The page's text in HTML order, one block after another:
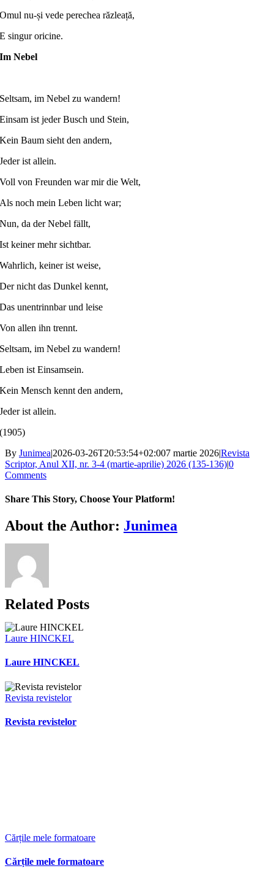
Omul nu-și vede perechea răzleață,
E singur oricine.
Im Nebel
Seltsam, im Nebel zu wandern!
Einsam ist jeder Busch und Stein,
Kein Baum sieht den andern,
Jeder ist allein.
Voll von Freunden war mir die Welt,
Als noch mein Leben licht war;
Nun, da der Nebel fällt,
Ist keiner mehr sichtbar.
Wahrlich, keiner ist weise,
Der nicht das Dunkel kennt,
Das unentrinnbar und leise
Von allen ihn trennt.
Seltsam, im Nebel zu wandern!
Leben ist Einsamsein.
Kein Mensch kennt den andern,
Jeder ist allein.
(1905)
By Junimea|2026-03-26T20:53:54+02:007 martie 2026|Revista
Scriptor, Anul XII, nr. 3-4 (martie-aprilie) 2026 (135-136)|0
Comments
Share This Story, Choose Your Platform!
Facebook
X
Bluesky
Reddit
LinkedIn
WhatsApp
Telegram
Tumblr
Xing
Email
Copy
Link
About the Author: Junimea
Related Posts
Laure HINCKEL
Laure HINCKEL
Revista revistelor
Revista revistelor
Cărțile mele formatoare
Cărțile mele formatoare